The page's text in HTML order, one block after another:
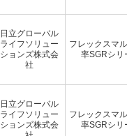
日立グローバル
ライフソリュー
ションズ株式会
社
フレックスマ
率SGRシリ
日立グローバル
ライフソリュー
ションズ株式会
フレックスマ
率SGRシリ